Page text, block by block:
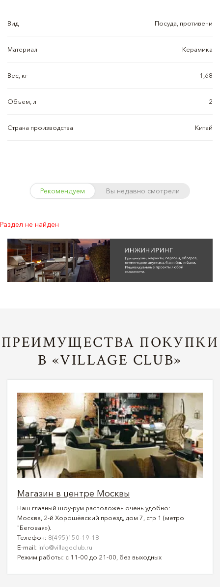
Вид Посуда, противени
Материал Керамика
Вес, кг 1,68
Объем, л 2
Страна производства Китай
Рекомендуем Вы недавно смотрели
Раздел не найден
ПРЕИМУЩЕСТВА ПОКУПКИ
В «VILLAGE CLUB»
Магазин в центре Москвы
Наш главный шоу-рум расположен очень удобно:
Москва, 2-й Хорошёвский проезд, дом 7, стр 1 (метро
"Беговая»).
Телефон: 8(495)150-19-18
E-mail: info@villageclub.ru
Режим работы: с 11-00 до 21-00, без выходных